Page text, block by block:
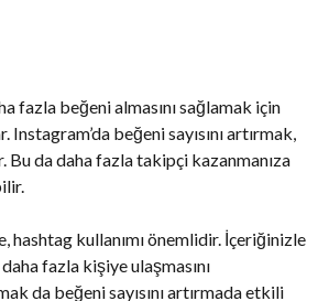
fazla beğeni almasını sağlamak için
beğeni sayısını artırmak,
Bu da daha fazla takipçi kazanmanıza
hashtag kullanımı önemlidir. İçeriğinizle
fazla kişiye ulaşmasını
da beğeni sayısını artırmada etkili